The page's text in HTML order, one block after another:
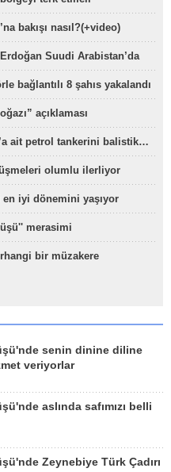
bakışı nasıl?(+video)
Suudi Arabistan’da
bağlantılı 8 şahıs yakalandı
açıklaması
ait petrol tankerini balistik…
olumlu ilerliyor
iyi dönemini yaşıyor
merasimi
bir müzakere
senin dinine diline
veriyorlar
aslında safımızı belli
Zeynebiye Türk Çadırı